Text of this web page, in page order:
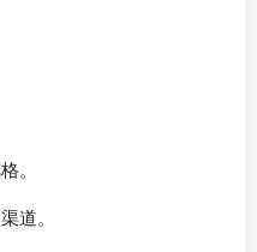
。
道。